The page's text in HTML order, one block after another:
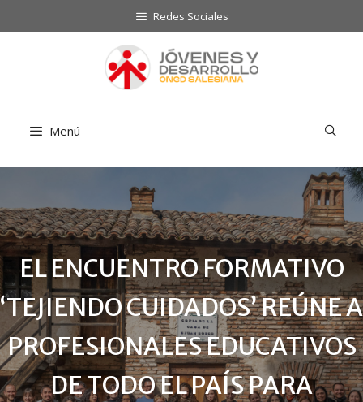
al
Redes Sociales
Menú
EL ENCUENTRO FORMATIVO
‘TEJIENDO CUIDADOS’ REÚNE A
PROFESIONALES EDUCATIVOS
DE TODO EL PAÍS PARA